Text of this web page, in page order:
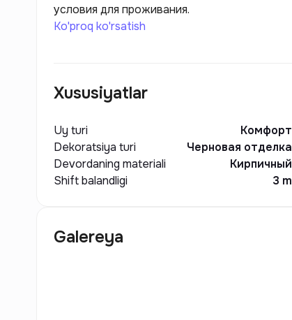
условия для проживания.
Ko'proq ko'rsatish
Xususiyatlar
Uy turi
Комфорт
Dekoratsiya turi
Черновая отделка
Devordaning materiali
Кирпичный
Shift balandligi
3 m
Galereya